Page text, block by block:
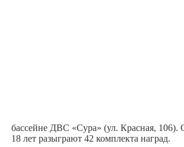
бассейне ДВС «Сура» (ул. Красная, 106).
18 лет разыграют 42 комплекта наград.